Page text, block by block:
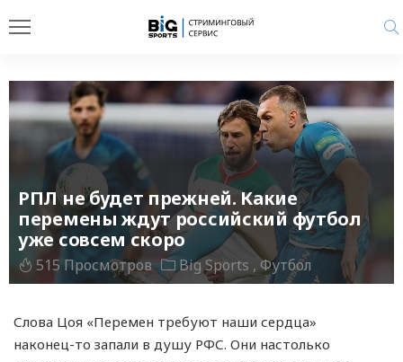
РПЛ не будет прежней. Какие
перемены ждут российский футбол
уже совсем скоро
515 Просмотров Big Sports Футбол
Слова Цоя «Перемен требуют наши сердца»
наконец-то запали в душу РФС. Они настолько